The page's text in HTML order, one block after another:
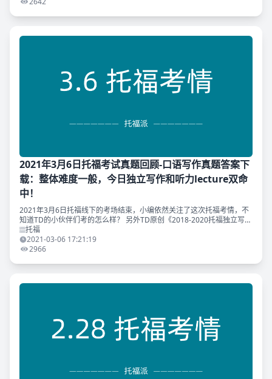
2021年3月6日托福考试真题回顾-口语写作真题答案下
载：整体难度一般，今日独立写作和听力lecture双命
中！
2021年3月6日托福线下的考场结束，小编依然关注了这次托福考情，不
知道TD的小伙伴们考的怎么样？ 另外TD原创《2018-2020托福独立写作
真题范文集》命中独立写作原题，恭喜刷到原题的同学呀！ 与往常一
样，T
托福
2021-03-06 17:21:19
2966